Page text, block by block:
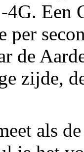
4G. Een
per
de
zijde,
als